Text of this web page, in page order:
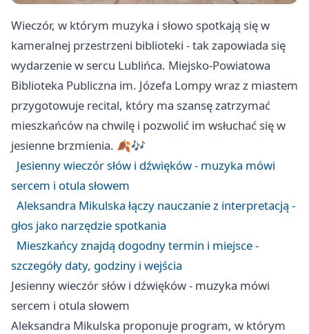
Wieczór, w którym muzyka i słowo spotkają się w
kameralnej przestrzeni biblioteki - tak zapowiada się
wydarzenie w sercu Lublińca. Miejsko-Powiatowa
Biblioteka Publiczna im. Józefa Lompy wraz z miastem
przygotowuje recital, który ma szansę zatrzymać
mieszkańców na chwilę i pozwolić im wsłuchać się w
jesienne brzmienia. 🍂🎶
Jesienny wieczór słów i dźwięków - muzyka mówi
sercem i otula słowem
Aleksandra Mikulska łączy nauczanie z interpretacją -
głos jako narzędzie spotkania
Mieszkańcy znajdą dogodny termin i miejsce -
szczegóły daty, godziny i wejścia
Jesienny wieczór słów i dźwięków - muzyka mówi
sercem i otula słowem
Aleksandra Mikulska proponuje program, w którym